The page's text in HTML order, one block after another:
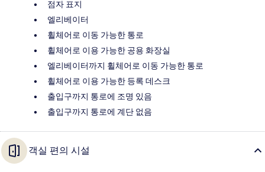
점자 표지
엘리베이터
휠체어로 이동 가능한 통로
휠체어로 이용 가능한 공용 화장실
엘리베이터까지 휠체어로 이동 가능한 통로
휠체어로 이용 가능한 등록 데스크
출입구까지 통로에 조명 있음
출입구까지 통로에 계단 없음
객실 편의 시설